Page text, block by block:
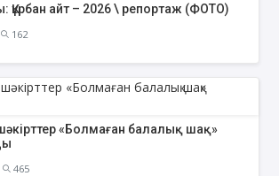
Құрбан айт – 2026 \ репортаж (ФОТО)
162
«Болмаған балалық шақ»
465